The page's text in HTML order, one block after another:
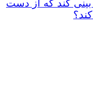
کند که از دست